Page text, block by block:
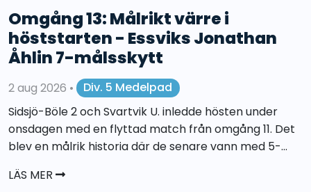
Omgång 13: Målrikt värre i
höststarten - Essviks Jonathan
Åhlin 7-målsskytt
2 aug 2026 •
Div. 5 Medelpad
Sidsjö-Böle 2 och Svartvik U. inledde hösten under
onsdagen med en flyttad match från omgång 11. Det
blev en målrik historia där de senare vann med 5-...
LÄS MER